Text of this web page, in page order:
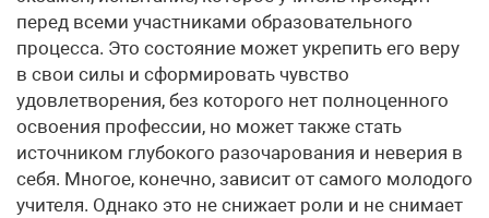
перед всеми участниками образовательного
процесса. Это состояние может укрепить его веру
в свои силы и сформировать чувство
удовлетворения, без которого нет полноценного
освоения профессии, но может также стать
источником глубокого разочарования и неверия в
себя. Многое, конечно, зависит от самого молодого
учителя. Однако это не снижает роли и не снимает